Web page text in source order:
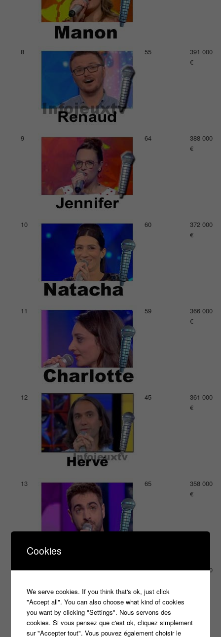
8 55
391 000
€
9 64
388 000
€
10 60
372 000
€
11 59
366 000
€
12 45
361 000
€
13 65
358 000
€
14 39
309 000
Cookies
We serve cookies. If you think that's ok, just click
"Accept all". You can also choose what kind of cookies
you want by clicking "Settings". Nous servons des
cookies. Si vous pensez que c'est ok, cliquez simplement
sur "Accepter tout". Vous pouvez également choisir le